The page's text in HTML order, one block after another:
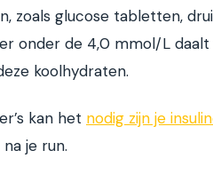
zoals glucose tabletten,
onder de 4,0 mmol/L
koolhydraten.
kan het nodig zijn je
je run.